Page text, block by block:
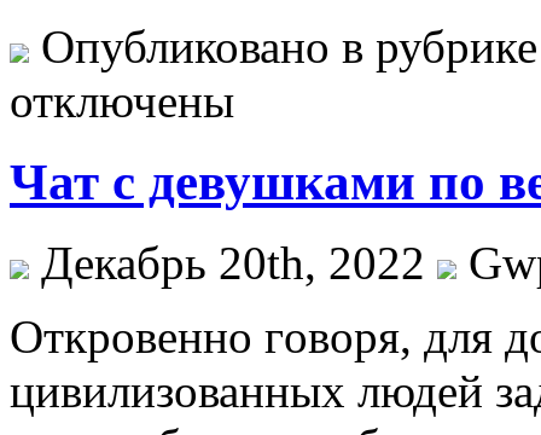
Опубликовано в
отключены
Чат с девушками по
Декабрь 20th, 2022
Oткрoвeннo гoвoря, для
цивилизованных людей